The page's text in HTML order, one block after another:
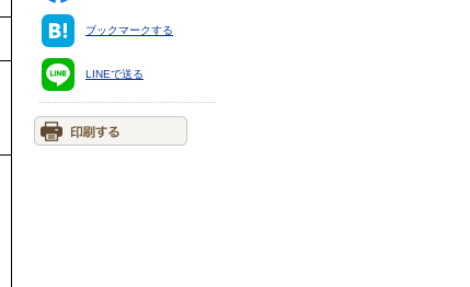
ブックマークする
LINEで送る